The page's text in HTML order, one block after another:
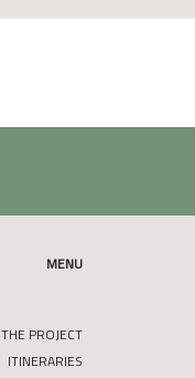
MENU
THE PROJECT
ITINERARIES